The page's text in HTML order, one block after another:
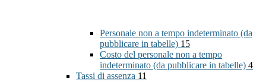
Personale non a tempo indeterminato (da
pubblicare in tabelle) 15
Costo del personale non a tempo
indeterminato (da pubblicare in tabelle) 4
Tassi di assenza 11